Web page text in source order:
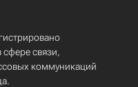
связи,
коммуникаций